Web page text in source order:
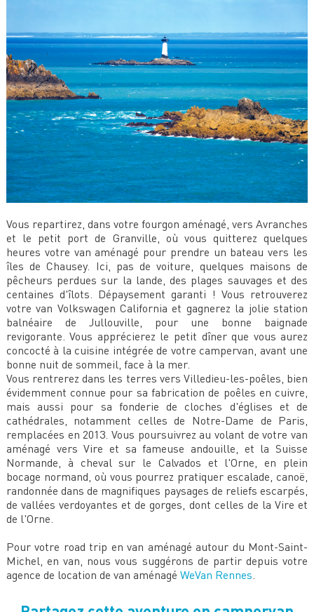
Vous repartirez, dans votre fourgon aménagé, vers Avranches
et le petit port de Granville, où vous quitterez quelques
heures votre van aménagé pour prendre un bateau vers les
îles de Chausey. Ici, pas de voiture, quelques maisons de
pêcheurs perdues sur la lande, des plages sauvages et des
centaines d'îlots. Dépaysement garanti ! Vous retrouverez
votre van Volkswagen California et gagnerez la jolie station
balnéaire de Jullouville, pour une bonne baignade
revigorante. Vous apprécierez le petit dîner que vous aurez
concocté à la cuisine intégrée de votre campervan, avant une
bonne nuit de sommeil, face à la mer.
Vous rentrerez dans les terres vers Villedieu-les-poêles, bien
évidemment connue pour sa fabrication de poêles en cuivre,
mais aussi pour sa fonderie de cloches d'églises et de
cathédrales, notamment celles de Notre-Dame de Paris,
remplacées en 2013. Vous poursuivrez au volant de votre van
aménagé vers Vire et sa fameuse andouille, et la Suisse
Normande, à cheval sur le Calvados et l'Orne, en plein
bocage normand, où vous pourrez pratiquer escalade, canoë,
randonnée dans de magnifiques paysages de reliefs escarpés,
de vallées verdoyantes et de gorges, dont celles de la Vire et
de l'Orne.
Pour votre road trip en van aménagé autour du Mont-Saint-
Michel, en van, nous vous suggérons de partir depuis votre
agence de location de van aménagé WeVan Rennes.